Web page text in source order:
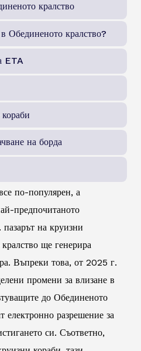
кралство
Обединеното кралство?
ETA
на борда
по-популярен, а
предпочитаното
на круизни
ще генерира
Въпреки това, от 2025 г.
промени за влизане в
до Обединеното
електронно разрешение за
си. Съответно,